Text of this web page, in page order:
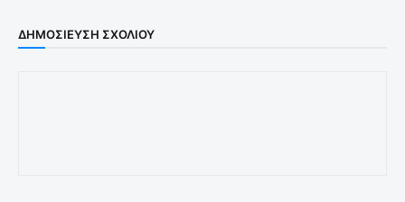
ΔΗΜΟΣΊΕΥΣΗ ΣΧΟΛΊΟΥ